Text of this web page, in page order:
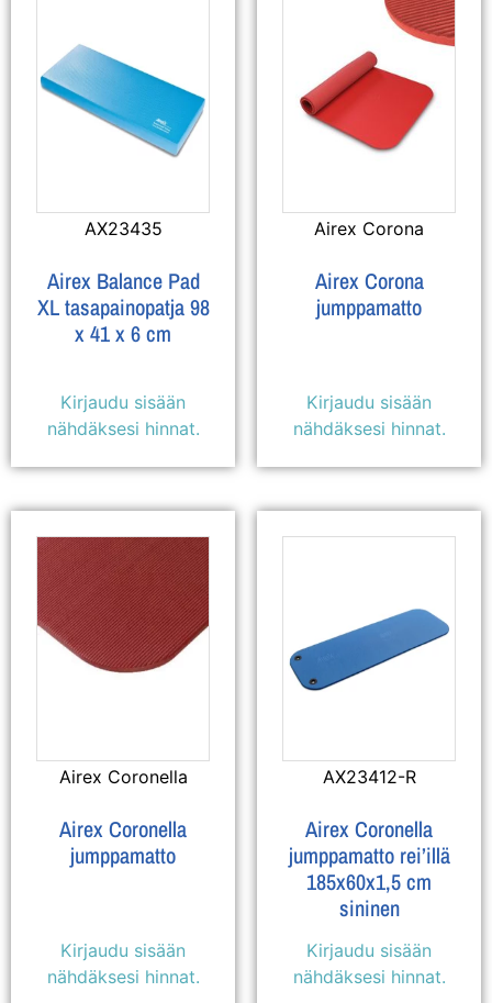
AX23435
Airex Balance Pad
XL tasapainopatja 98
x 41 x 6 cm
Kirjaudu sisään
nähdäksesi hinnat.
Airex Corona
Airex Corona
jumppamatto
Kirjaudu sisään
nähdäksesi hinnat.
Airex Coronella
Airex Coronella
jumppamatto
Kirjaudu sisään
nähdäksesi hinnat.
AX23412-R
Airex Coronella
jumppamatto rei’illä
185x60x1,5 cm
sininen
Kirjaudu sisään
nähdäksesi hinnat.